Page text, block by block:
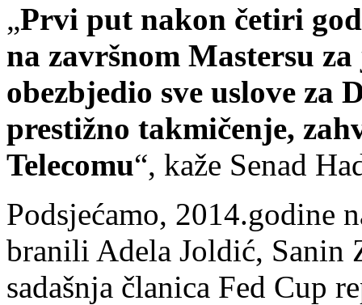
„Prvi put nakon četiri
na završnom Mastersu
obezbjedio sve uslove za
prestižno takmičenje,
Telecomu“, kaže Senad
Podsjećamo, 2014.godine
branili Adela Joldić, Sanin
sadašnja članica Fed Cup